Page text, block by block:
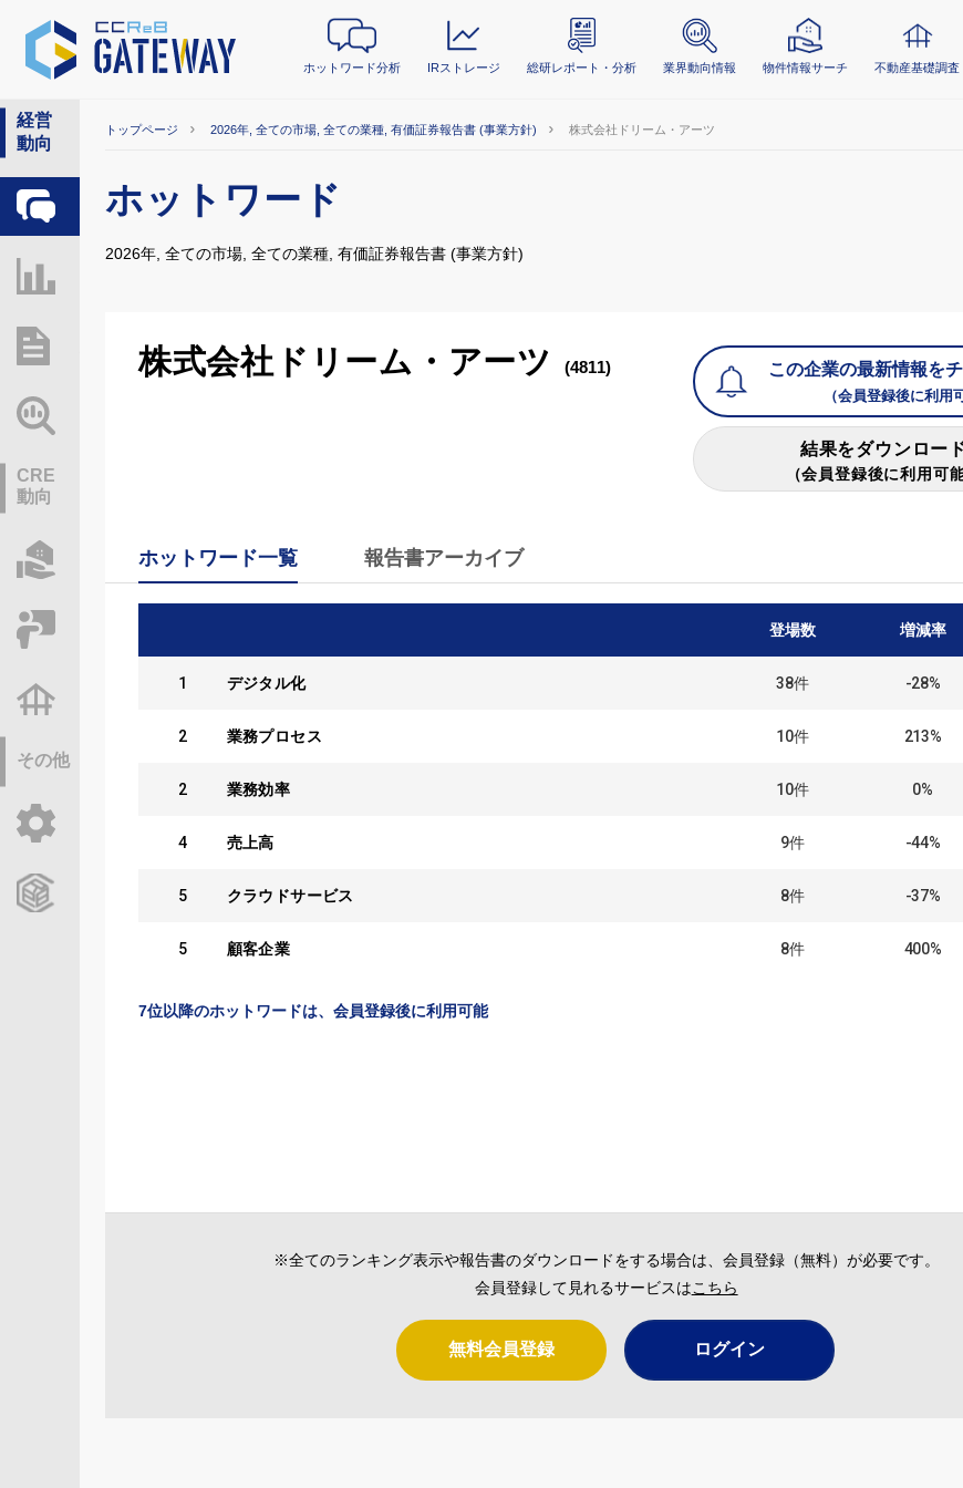
ホットワード分析 IRストレージ 総研レポート・分析 業界動向情報 物件情報サーチ 不動産基礎調査
経営
動向
ホットワード分析
総研レポート・分析
CRE
動向
物件情報サーチ
その他
CCReBサービスのご案内
トップページ 2026年, 全ての市場, 全ての業種, 有価証券報告書 (事業方針) 株式会社ドリーム・アーツ
ホットワード
2026年, 全ての市場, 全ての業種, 有価証券報告書 (事業方針)
株式会社ドリーム・アーツ (4811) この企業の最新情報を
（会員登録後に利用
結果をダウンロー
（会員登録後に利用可能
ホットワード一覧 報告書アーカイブ
登場数 増減率
1 デジタル化 38件 -28%
2 業務プロセス 10件 213%
2 業務効率 10件 0%
4 売上高 9件 -44%
5 クラウドサービス 8件 -37%
5 顧客企業 8件 400%
7位以降のホットワードは、会員登録後に利用可能
※全てのランキング表示や報告書のダウンロードをする場合は、会員登録（無料）が必要です。
会員登録して見れるサービスはこちら
無料会員登録 ログイン